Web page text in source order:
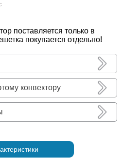
поставляется только в
покупается отдельно!
конвектору